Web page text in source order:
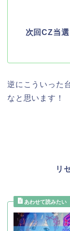
次回CZ当
逆にこういった
なと思います！
リ